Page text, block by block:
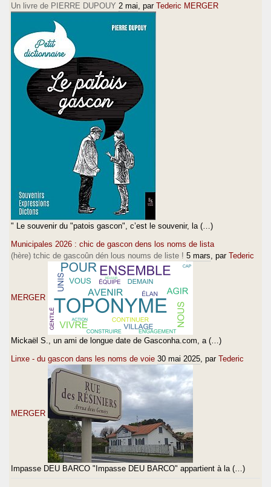
Un livre de PIERRE DUPOUY 2 mai, par Tederic MERGER
" Le souvenir du "patois gascon", c’est le souvenir, la (…)
Municipales 2026 : chic de gascon dens los noms de lista
(hère) tchic de gascoûn dén lous noums de liste ! 5 mars, par Tederic
MERGER
Mickaël S., un ami de longue date de Gasconha.com, a (…)
Linxe - du gascon dans les noms de voie 30 mai 2025, par Tederic
MERGER
Impasse DEU BARCO "Impasse DEU BARCO" appartient à la (…)